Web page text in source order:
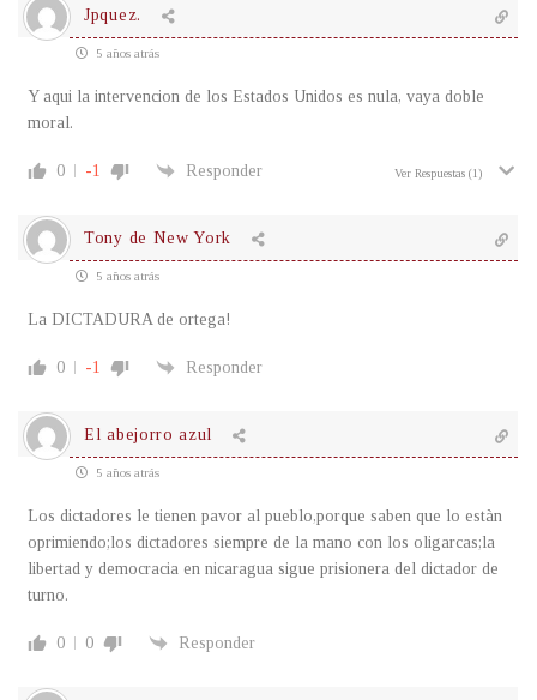
Jpquez.
5 años atrás
Y aqui la intervencion de los Estados Unidos es nula, vaya doble
moral.
0 -1 Responder Ver Respuestas (1)
Tony de New York
5 años atrás
La DICTADURA de ortega!
0 -1 Responder
El abejorro azul
5 años atrás
Los dictadores le tienen pavor al pueblo,porque saben que lo estàn
oprimiendo;los dictadores siempre de la mano con los oligarcas;la
libertad y democracia en nicaragua sigue prisionera del dictador de
turno.
0 0 Responder